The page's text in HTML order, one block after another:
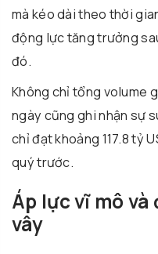
mà kéo dài theo thời
động lực tăng trưởng
đó.
Không chỉ tổng volume
ngày cũng ghi nhận sự
chỉ đạt khoảng 117.8 tỷ
quý trước.
Áp lực vĩ mô
vây